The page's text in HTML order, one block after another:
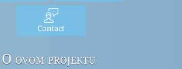
Contact
O ovom projektu